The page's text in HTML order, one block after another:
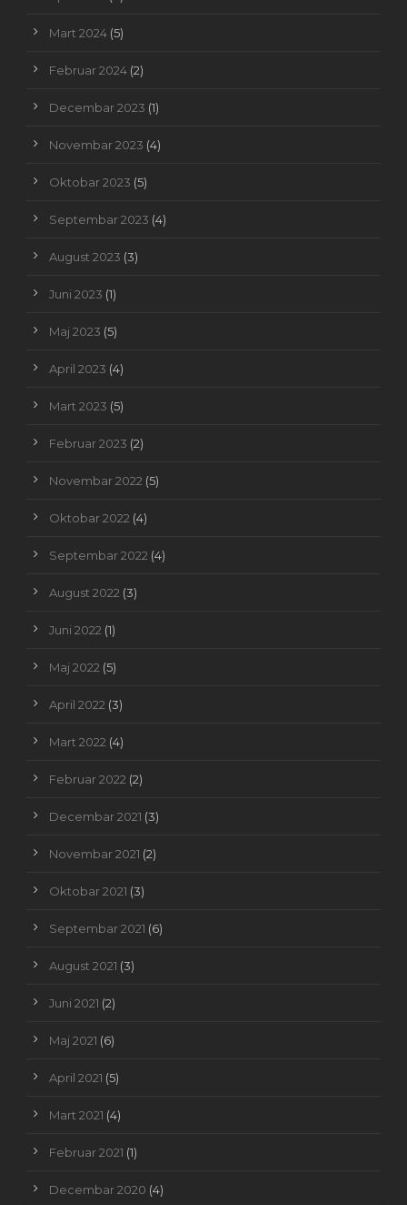
Mart 2024 (5)
Februar 2024 (2)
Decembar 2023 (1)
Novembar 2023 (4)
Oktobar 2023 (5)
Septembar 2023 (4)
August 2023 (3)
Juni 2023 (1)
Maj 2023 (5)
April 2023 (4)
Mart 2023 (5)
Februar 2023 (2)
Novembar 2022 (5)
Oktobar 2022 (4)
Septembar 2022 (4)
August 2022 (3)
Juni 2022 (1)
Maj 2022 (5)
April 2022 (3)
Mart 2022 (4)
Februar 2022 (2)
Decembar 2021 (3)
Novembar 2021 (2)
Oktobar 2021 (3)
Septembar 2021 (6)
August 2021 (3)
Juni 2021 (2)
Maj 2021 (6)
April 2021 (5)
Mart 2021 (4)
Februar 2021 (1)
Decembar 2020 (4)